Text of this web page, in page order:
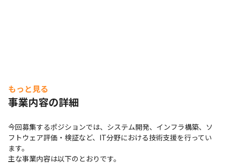
もっと見る
事業内容の詳細
今回募集するポジションでは、システム開発、インフラ構築、ソ
フトウェア評価・検証など、IT分野における技術支援を行ってい
ます。
主な事業内容は以下のとおりです。